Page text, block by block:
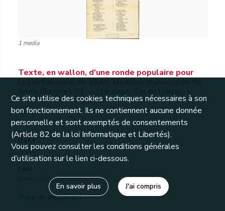
1 media
Texte, en wallon, d'une ronde populaire pour
Cote
4.2.8.1
Date
1849
Namur (Namur, Namur )
Type de document
-
Ce site utilise des cookies techniques nécessaires à son
bon fonctionnement. Ils ne contiennent aucune donnée
personnelle et sont exemptés de consentements
(Article 82 de la loi Informatique et Libertés).
Vous pouvez consulter les conditions générales
d’utilisation sur le lien ci-dessous.
En savoir plus J'ai compris